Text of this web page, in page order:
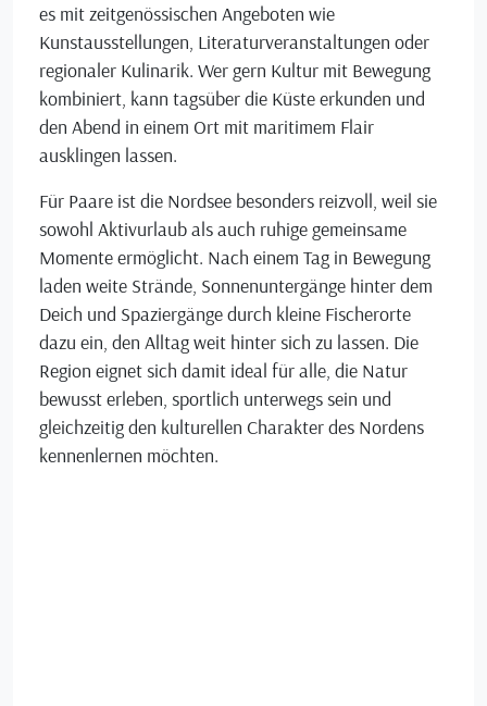
es mit zeitgenössischen Angeboten wie
Kunstausstellungen, Literaturveranstaltungen oder
regionaler Kulinarik. Wer gern Kultur mit Bewegung
kombiniert, kann tagsüber die Küste erkunden und
den Abend in einem Ort mit maritimem Flair
ausklingen lassen.
Für Paare ist die Nordsee besonders reizvoll, weil sie
sowohl Aktivurlaub als auch ruhige gemeinsame
Momente ermöglicht. Nach einem Tag in Bewegung
laden weite Strände, Sonnenuntergänge hinter dem
Deich und Spaziergänge durch kleine Fischerorte
dazu ein, den Alltag weit hinter sich zu lassen. Die
Region eignet sich damit ideal für alle, die Natur
bewusst erleben, sportlich unterwegs sein und
gleichzeitig den kulturellen Charakter des Nordens
kennenlernen möchten.